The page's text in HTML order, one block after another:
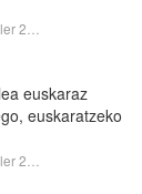
2…
euskaraz
euskaratzeko
2…